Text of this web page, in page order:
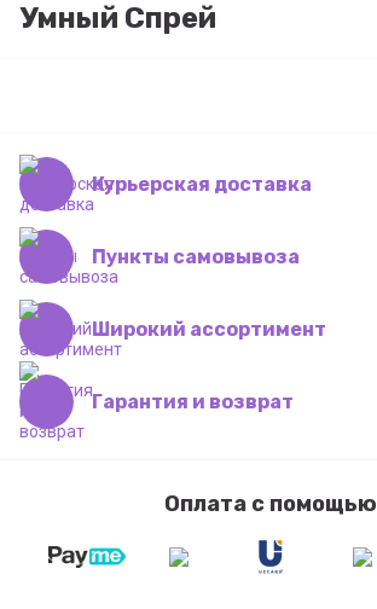
Умный Спрей
Курьерская доставка
Пункты самовывоза
Широкий ассортимент
Гарантия и возврат
Оплата с помощью